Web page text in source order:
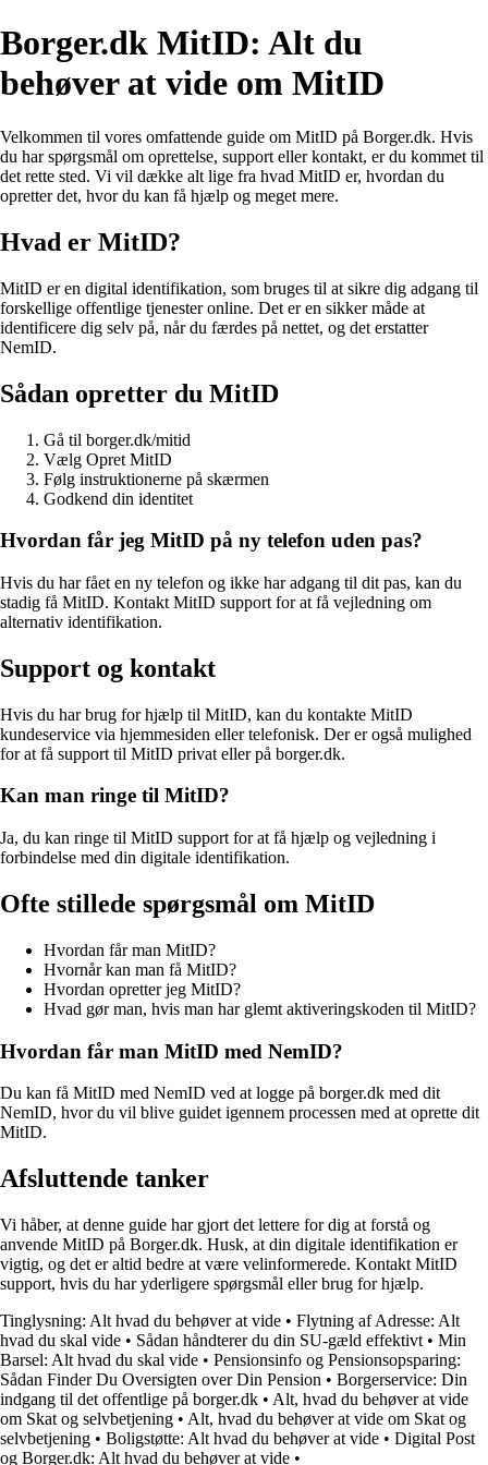
Borger.dk MitID: Alt du
behøver at vide om MitID
Velkommen til vores omfattende guide om MitID på Borger.dk. Hvis
du har spørgsmål om oprettelse, support eller kontakt, er du kommet til
det rette sted. Vi vil dække alt lige fra hvad MitID er, hvordan du
opretter det, hvor du kan få hjælp og meget mere.
Hvad er MitID?
MitID er en digital identifikation, som bruges til at sikre dig adgang til
forskellige offentlige tjenester online. Det er en sikker måde at
identificere dig selv på, når du færdes på nettet, og det erstatter
NemID.
Sådan opretter du MitID
Gå til borger.dk/mitid
Vælg Opret MitID
Følg instruktionerne på skærmen
Godkend din identitet
Hvordan får jeg MitID på ny telefon uden pas?
Hvis du har fået en ny telefon og ikke har adgang til dit pas, kan du
stadig få MitID. Kontakt MitID support for at få vejledning om
alternativ identifikation.
Support og kontakt
Hvis du har brug for hjælp til MitID, kan du kontakte MitID
kundeservice via hjemmesiden eller telefonisk. Der er også mulighed
for at få support til MitID privat eller på borger.dk.
Kan man ringe til MitID?
Ja, du kan ringe til MitID support for at få hjælp og vejledning i
forbindelse med din digitale identifikation.
Ofte stillede spørgsmål om MitID
Hvordan får man MitID?
Hvornår kan man få MitID?
Hvordan opretter jeg MitID?
Hvad gør man, hvis man har glemt aktiveringskoden til MitID?
Hvordan får man MitID med NemID?
Du kan få MitID med NemID ved at logge på borger.dk med dit
NemID, hvor du vil blive guidet igennem processen med at oprette dit
MitID.
Afsluttende tanker
Vi håber, at denne guide har gjort det lettere for dig at forstå og
anvende MitID på Borger.dk. Husk, at din digitale identifikation er
vigtig, og det er altid bedre at være velinformerede. Kontakt MitID
support, hvis du har yderligere spørgsmål eller brug for hjælp.
Tinglysning: Alt hvad du behøver at vide • Flytning af Adresse: Alt
hvad du skal vide • Sådan håndterer du din SU-gæld effektivt • Min
Barsel: Alt hvad du skal vide • Pensionsinfo og Pensionsopsparing:
Sådan Finder Du Oversigten over Din Pension • Borgerservice: Din
indgang til det offentlige på borger.dk • Alt, hvad du behøver at vide
om Skat og selvbetjening • Alt, hvad du behøver at vide om Skat og
selvbetjening • Boligstøtte: Alt hvad du behøver at vide • Digital Post
og Borger.dk: Alt hvad du behøver at vide •